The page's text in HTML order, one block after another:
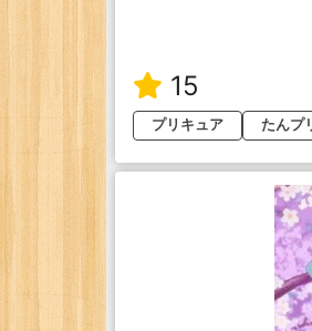
15
プリキュア たんプ